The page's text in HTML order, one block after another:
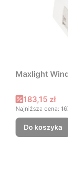
Maxlight
Cena
183,15 zł
Najniższa cena:
Do koszyka